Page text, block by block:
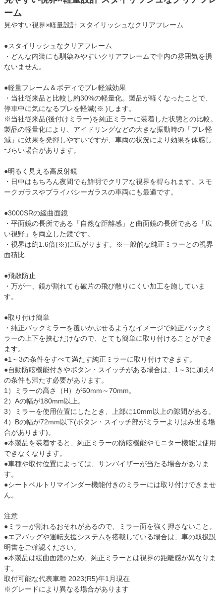
ーム
見やすい視界×軽量設計 スタイリッシュなクリアフレーム
●スタイリッシュなクリアフレーム
・どんな内装にも馴染みやすいクリアフレームで車内の雰囲気を損
ないません。
●軽量フレーム＆ボディでブレ軽減効果
・当社従来品と比較し約30%の軽量化。製品が軽くなったことで、
停車中に気になるブレを軽減(※ )します。
※当社従来品(後付けミラー)を純正ミラーに装着した状態との比較。
製品の軽量化により、アイドリングなどの大きな振動時の「ブレ軽
減」に効果を発揮しやすいですが、車両の状況により効果を体感し
づらい場合があります。
●明るく見える高反射鏡
・日中はもちろん夜間でも鮮明でクリアな視界を得られます。スモ
ークガラスやプライバシーガラスの車両にも最適です。
●3000SRの緩曲面鏡
・平面鏡の長所である「自然な距離感」と曲面鏡の長所である「広
い視野」を両立した鏡です。
・視界は約1.6倍(※)に広がります。※一般的な純正ミラーとの視界
面積比
●飛散防止
・万が一、鏡が割れても破片の飛び散りにくい加工を施していま
す。
●取り付け簡単
・純正バックミラーを覆いかぶせるようなイメージで純正バックミ
ラーの上下を挟むだけなので、とても簡単に取り付けることができ
ます。
●1～3の条件をすべて満たす純正ミラーに取り付けできます。
●自動防眩機能付きやボタン・スイッチがある場合は、1～3に加え4
の条件も満たす必要があります。
1）ミラーの高さ（H）が60mm～70mm。
2）Aの幅が180mm以上。
3）ミラーを使用位置にしたとき、上部に10mm以上の隙間がある。
4）Bの幅が72mm以下(ボタン・スイッチ部がミラーよりはみ出る場
合があります)。
●本製品を装着すると、純正ミラーの防眩機能やモニター機能は使用
できなくなります。
●車種や取付位置によっては、サンバイザーが当たる場合がありま
す。
●シートベルトリマインダー機能付きのミラーには取り付けできませ
ん。
注意
●ミラーが割れるおそれがあるので、ミラー面を強く押さないこと。
●エアバッグや運転支援システムを搭載している場合は、車の取扱説
明書をご確認ください。
●本製品は緩曲面鏡のため、純正ミラーとは視界の距離感が異なりま
す。
取付可能な代表車種 2023(R5)年1月現在
※グレードにより異なる場合があります